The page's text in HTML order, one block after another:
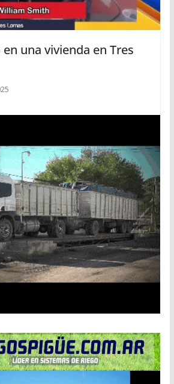
una vivienda en Tres